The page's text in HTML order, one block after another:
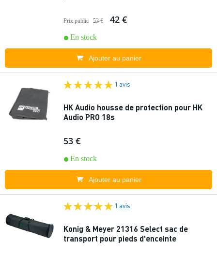
Prix public 53 € 42 €
En stock
Ajouter au panier
1 avis
HK Audio housse de protection pour HK
Audio PRO 18s
53 €
En stock
Ajouter au panier
1 avis
Konig & Meyer 21316 Select sac de
transport pour pieds d'enceinte